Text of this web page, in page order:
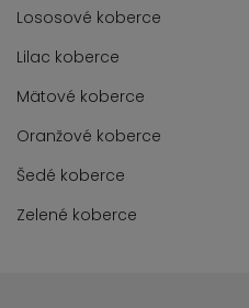
Lososové koberce
Lilac koberce
Mätové koberce
Oranžové koberce
Šedé koberce
Zelené koberce